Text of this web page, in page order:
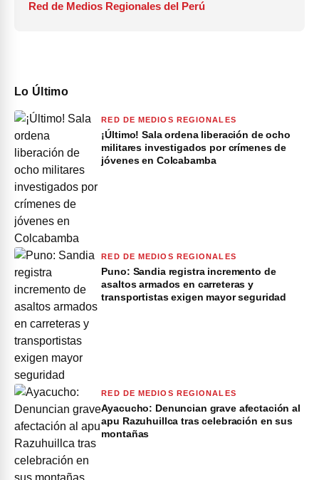
Red de Medios Regionales del Perú
Lo Último
RED DE MEDIOS REGIONALES
¡Último! Sala ordena liberación de ocho
militares investigados por crímenes de
jóvenes en Colcabamba
RED DE MEDIOS REGIONALES
Puno: Sandia registra incremento de
asaltos armados en carreteras y
transportistas exigen mayor seguridad
RED DE MEDIOS REGIONALES
Ayacucho: Denuncian grave afectación al
apu Razuhuillca tras celebración en sus
montañas